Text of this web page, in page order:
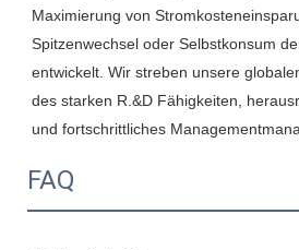
Maximierung von
Spitzenwechsel oder Selbstkonsum
entwickelt. Wir streben unsere
des starken R.&D Fähigkeiten,
FAQ